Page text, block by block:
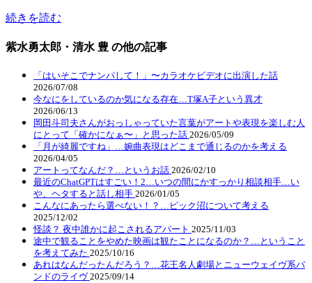
続きを読む
紫水勇太郎・清水 豊 の他の記事
「はいそこでナンパして！」〜カラオケビデオに出演した話
2026/07/08
今なにをしているのか気になる存在…T塚A子という異才
2026/06/13
岡田斗司夫さんがおっしゃっていた言葉がアートや表現を楽しむ人
にとって「確かになぁ〜」と思った話 2026/05/09
「月が綺麗ですね」…婉曲表現はどこまで通じるのかを考える
2026/04/05
アートってなんだ？…というお話 2026/02/10
最近のChatGPTはすごい！2…いつの間にかすっかり相談相手…い
や、ヘタすると話し相手 2026/01/05
こんなにあったら選べない！？…ピック沼について考える
2025/12/02
怪談？ 夜中誰かに起こされるアパート 2025/11/03
途中で観ることをやめた映画は観たことになるのか？…ということ
を考えてみた 2025/10/16
あれはなんだったんだろう？…花王名人劇場とニューウェイヴ系バ
ンドのライヴ2025/09/14